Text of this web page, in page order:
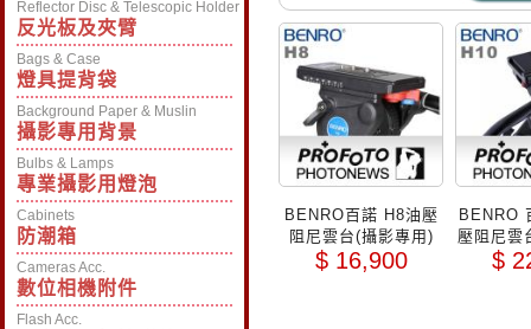
Reflector Disc & Telescopic Holder
反光板及夾臂
Bags & Case
燈具提背袋
Background Paper & Muslin
攝影專用背景
Bulbs & Lamps
專業攝影用燈泡
Cabinets
防潮箱
Cameras Acc.
數位相機附件
Flash Acc.
BENRO百諾 H8油壓
阻尼雲台(攝影專用)
$ 16,900
BENRO
壓阻尼雲
$